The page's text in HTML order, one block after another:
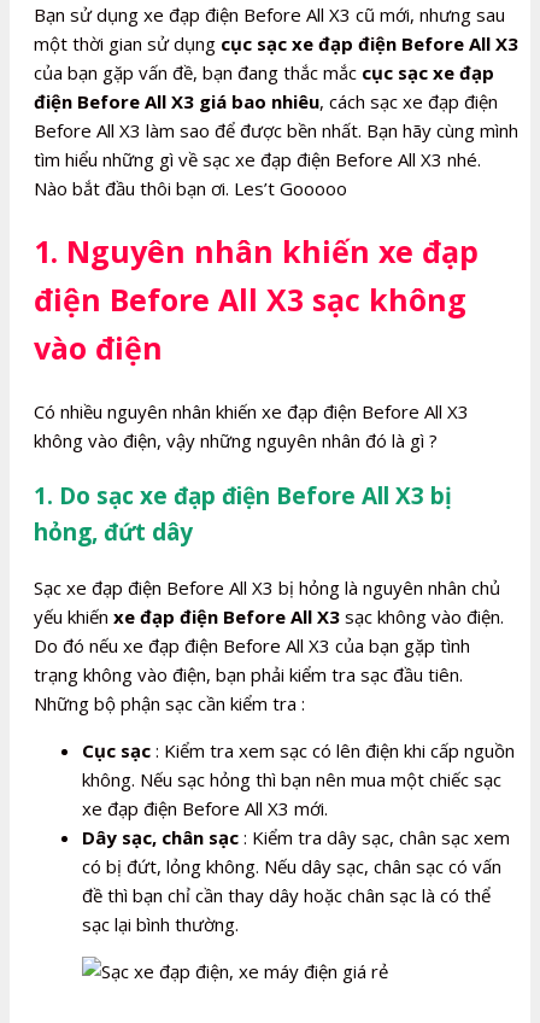
Bạn sử dụng xe đạp điện Before All X3 cũ mới, nhưng sau
một thời gian sử dụng cục sạc xe đạp điện Before All X3
của bạn gặp vấn đề, bạn đang thắc mắc cục sạc xe đạp
điện Before All X3 giá bao nhiêu, cách sạc xe đạp điện
Before All X3 làm sao để được bền nhất. Bạn hãy cùng mình
tìm hiểu những gì về sạc xe đạp điện Before All X3 nhé.
Nào bắt đầu thôi bạn ơi. Les’t Gooooo
1. Nguyên nhân khiến xe đạp
điện Before All X3 sạc không
vào điện
Có nhiều nguyên nhân khiến xe đạp điện Before All X3
không vào điện, vậy những nguyên nhân đó là gì ?
1. Do sạc xe đạp điện Before All X3 bị
hỏng, đứt dây
Sạc xe đạp điện Before All X3 bị hỏng là nguyên nhân chủ
yếu khiến xe đạp điện Before All X3 sạc không vào điện.
Do đó nếu xe đạp điện Before All X3 của bạn gặp tình
trạng không vào điện, bạn phải kiểm tra sạc đầu tiên.
Những bộ phận sạc cần kiểm tra :
Cục sạc : Kiểm tra xem sạc có lên điện khi cấp nguồn
không. Nếu sạc hỏng thì bạn nên mua một chiếc sạc
xe đạp điện Before All X3 mới.
Dây sạc, chân sạc : Kiểm tra dây sạc, chân sạc xem
có bị đứt, lỏng không. Nếu dây sạc, chân sạc có vấn
đề thì bạn chỉ cần thay dây hoặc chân sạc là có thể
sạc lại bình thường.